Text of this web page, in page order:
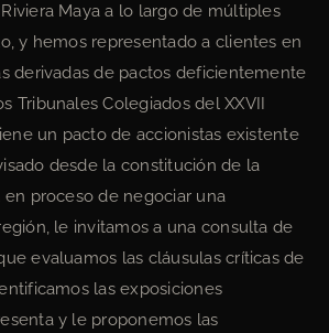
Maya a lo largo de múltiples
y hemos representado a clientes en
derivadas de pactos deficientemente
Tribunales Colegiados del XXVII
un pacto de accionistas existente
desde la constitución de la
en proceso de negociar una
le invitamos a una consulta de
evaluamos las cláusulas críticas de
las exposiciones
y le proponemos las